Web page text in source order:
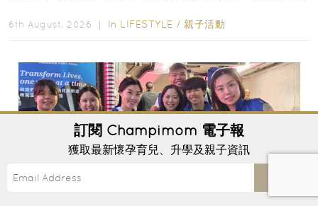
6th August, 2026 ｜ In LIFESTYLE / 親子活動
訂閱 Champimom 電子報
獲取最新懷孕育兒、升學及親子資訊